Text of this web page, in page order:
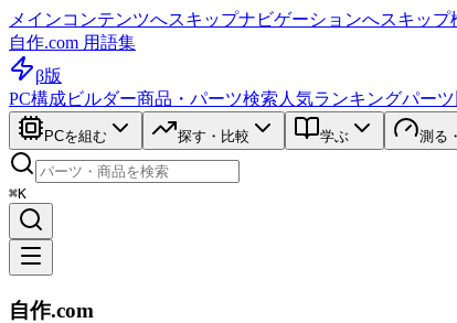
メインコンテンツへスキップナビゲーションへスキップ
自作.com 用語集
β版
PC構成ビルダー商品・パーツ検索 人気ランキングパー
PCを組む 探す・比較 学ぶ 測る
⌘K
自作.com